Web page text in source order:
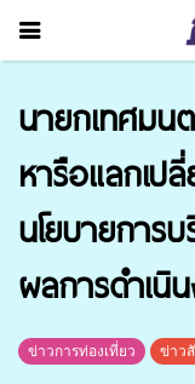
นายกเทศมน
หารือแลกเป
นโยบายการ
ผลการดำเนิ
ข่าวการท่องเที่ยว ข่าว